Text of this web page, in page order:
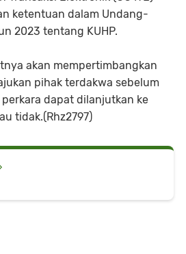
ketentuan dalam Undang-
2023 tentang KUHP.
akan mempertimbangkan
pihak terdakwa sebelum
dapat dilanjutkan ke
tidak.(Rhz2797)